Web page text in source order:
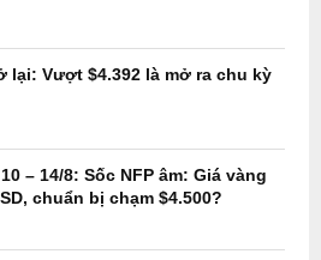
H
lại: Vượt $4.392 là mở ra chu kỳ
– 14/8: Sốc NFP âm: Giá vàng
chuẩn bị chạm $4.500?